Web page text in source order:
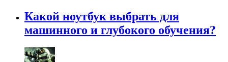
Какой ноутбук выбрать для
машинного и глубокого обучения?